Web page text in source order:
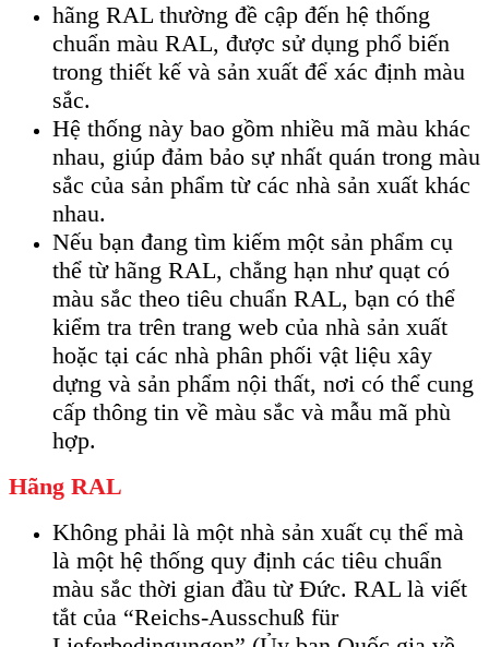
hãng RAL thường đề cập đến hệ thống
chuẩn màu RAL, được sử dụng phổ biến
trong thiết kế và sản xuất để xác định màu
sắc.
Hệ thống này bao gồm nhiều mã màu khác
nhau, giúp đảm bảo sự nhất quán trong màu
sắc của sản phẩm từ các nhà sản xuất khác
nhau.
Nếu bạn đang tìm kiếm một sản phẩm cụ
thể từ hãng RAL, chẳng hạn như quạt có
màu sắc theo tiêu chuẩn RAL, bạn có thể
kiểm tra trên trang web của nhà sản xuất
hoặc tại các nhà phân phối vật liệu xây
dựng và sản phẩm nội thất, nơi có thể cung
cấp thông tin về màu sắc và mẫu mã phù
hợp.
Hãng RAL
Không phải là một nhà sản xuất cụ thể mà
là một hệ thống quy định các tiêu chuẩn
màu sắc thời gian đầu từ Đức. RAL là viết
tắt của “Reichs-Ausschuß für